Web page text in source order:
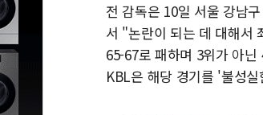
전 감독은 10일 서울 강남
서 "논란이 되는 데 대해서
65-67로 패하며 3위가 아
KBL은 해당 경기를 '불성